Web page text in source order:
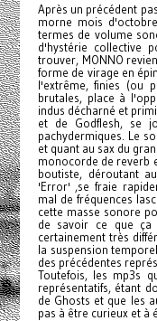
Après un précédent
morne mois
termes de volume
d'hystérie collective
trouver, MONNO
forme de virage en
l'extrême, finies (ou
brutales, place à
indus décharné et
et de Godflesh, se
pachydermiques. Le
et quant au sax du
monocorde de reverb
boutiste, déroutant
'Error' ,se fraie
mal de fréquences
cette masse sonore
de savoir ce que ça
certainement très
la suspension
des précédentes
Toutefois, les mp3s
représentatifs, étant
de Ghosts et que les
pas à être curieux et à